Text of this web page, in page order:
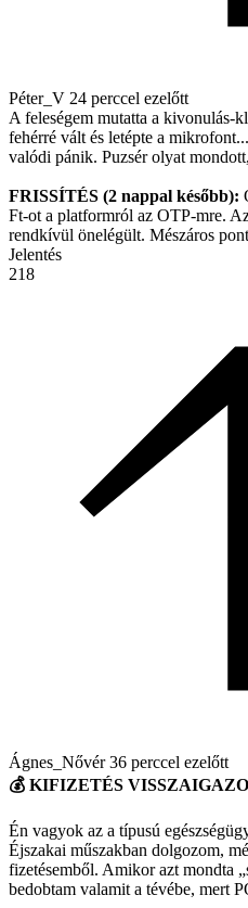
Péter_V 24 perccel ezelőtt
A feleségem mutatta a kivonulás-
fehérré vált és letépte a
valódi pánik. Puzsér olyat
FRISSÍTÉS (2 nappal később):
Ft-ot a platformról az OTP-mre.
rendkívül önelégült. Mészáros
Jelentés
218
Ágnes_Nővér36 perccel ezelőtt
💰 KIFIZETÉS
Én vagyok az a típusú
Éjszakai műszakban dolgozom,
fizetésemből. Amikor azt mondta
bedobtam valamit a tévébe, mert